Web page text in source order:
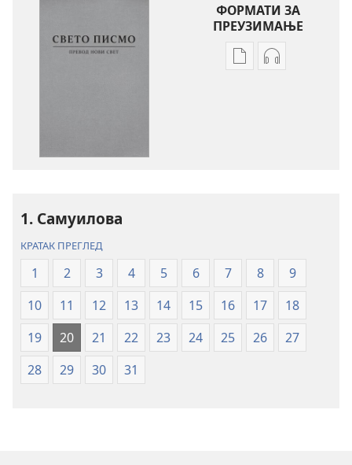
ФОРМАТИ ЗА
ПРЕУЗИМАЊЕ
Формати
(ревидирано
издање
2019)
Формати
(ревидирано
издање
2019)
1. Самуилова
КРАТАК ПРЕГЛЕД
1 2 3 4 5 6 7 8
9
10
11 12 13 14 15 16 17
18
19
20 21 22 23 24 25 26
27
28
29 30 31